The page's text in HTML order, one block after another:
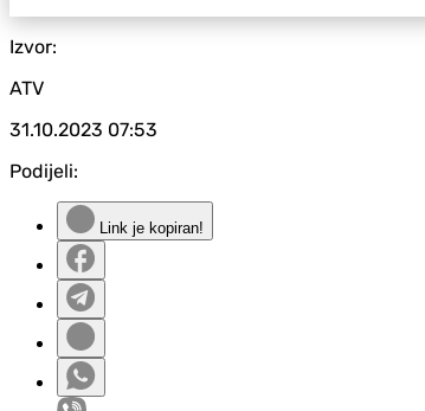
Izvor:
ATV
31.10.2023 07:53
Podijeli:
Link je kopiran!